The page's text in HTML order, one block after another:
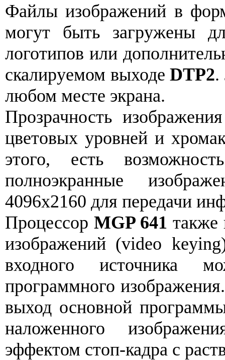
Файлы изображений в
могут быть загружены
логотипов или
скалируемом выходеDTP2.
любом месте экрана.
Прозрачность
цветовых уровней и
этого, есть
полноэкранные
4096x2160 для передачи
Процессор MGP 641 также
изображений (video
входного источника
программного
выход основной
наложенного
эффектом стоп-кадра с